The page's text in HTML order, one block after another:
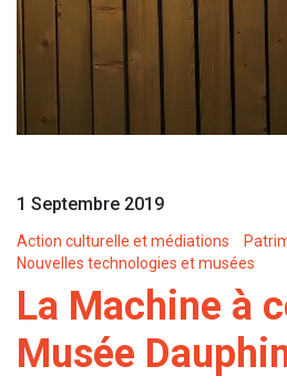
1 Septembre 2019
Action culturelle et médiations
Nouvelles technologies et musées
La Machine à
Musée